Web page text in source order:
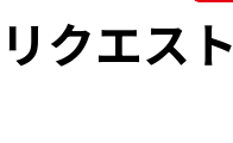
クエスト